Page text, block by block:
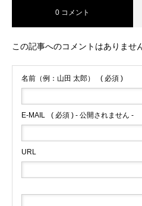
0 コメント
この記事へのコメントはありませ
名前（例：山田 太郎） ( 必須 )
E-MAIL ( 必須 ) - 公開されません -
URL